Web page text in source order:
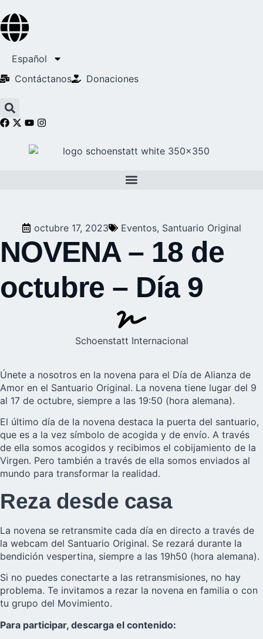
Español
Contáctanos
Donaciones
octubre 17, 2023 Eventos, Santuario Original
NOVENA – 18 de
octubre – Día 9
Schoenstatt Internacional
Únete a nosotros en la novena para el Día de Alianza de
Amor en el Santuario Original. La novena tiene lugar del 9
al 17 de octubre, siempre a las 19:50 (hora alemana).
El último día de la novena destaca la puerta del santuario,
que es a la vez símbolo de acogida y de envío. A través
de ella somos acogidos y recibimos el cobijamiento de la
Virgen. Pero también a través de ella somos enviados al
mundo para transformar la realidad.
Reza desde casa
La novena se retransmite cada día en directo a través de
la webcam del Santuario Original. Se rezará durante la
bendición vespertina, siempre a las 19h50 (hora alemana).
Si no puedes conectarte a las retransmisiones, no hay
problema. Te invitamos a rezar la novena en familia o con
tu grupo del Movimiento.
Para participar, descarga el contenido: